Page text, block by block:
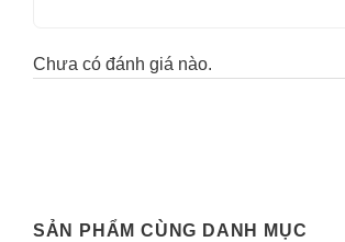
Chưa có đánh giá nào.
SẢN PHẨM CÙNG DANH MỤC